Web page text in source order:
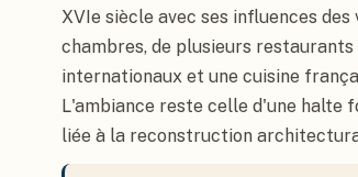
XVIe siècle avec ses influences
chambres, de plusieurs
internationaux et une cuisine
L'ambiance reste celle d'une halte
liée à la reconstruction